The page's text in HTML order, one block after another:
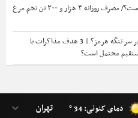
قیمت واقعی تخم‌مرغ چقدر است؟/ مصرف روزانه ۳ هزار و ۳۰۰ تن تخم مرغ
ایران و آمریکا در آستانه توافق بر سر تنگه هرمز؟ | 3 هدف مذاکرات با
محتمل است؟
دمای کنونی: 34 °